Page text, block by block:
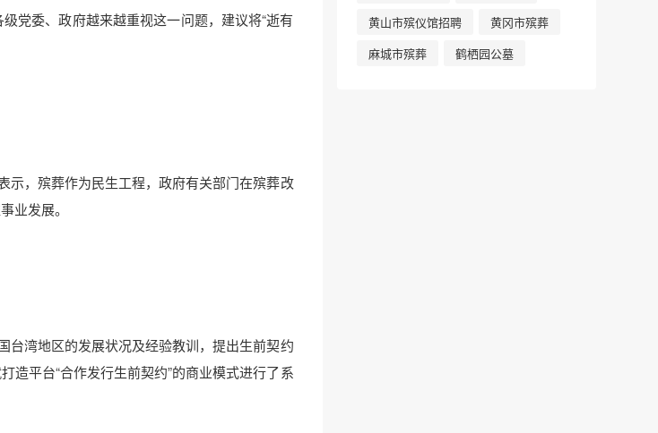
党委、政府越来越重视这一问题，建议将“逝有
示，殡葬作为民生工程，政府有关部门在殡葬改
业发展。
台湾地区的发展状况及经验教训，提出生前契约
造平台“合作发行生前契约”的商业模式进行了系
黄山市殡仪馆招聘
黄冈市殡葬
麻城市殡葬
鹤栖园公墓